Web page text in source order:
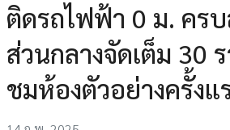
ติดรถไฟฟ้า 0 ม. คร
ส่วนกลางจัดเต็ม 30
ชมห้องตัวอย่างครั้ง